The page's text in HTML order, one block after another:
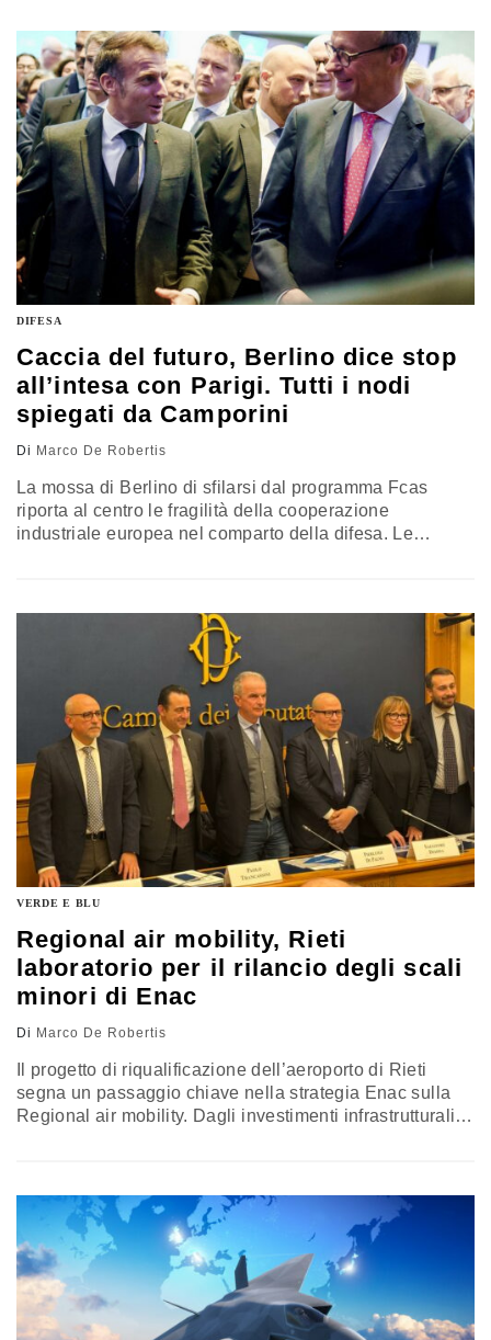
nel tempo. Airpress ne ha discusso con l’ambasciatore
Alessandro Minuto-Rizzo, presidente della Nato
Defense College Foundation di Roma
DIFESA
Caccia del futuro, Berlino dice stop
all’intesa con Parigi. Tutti i nodi
spiegati da Camporini
Di Marco De Robertis
La mossa di Berlino di sfilarsi dal programma Fcas
riporta al centro le fragilità della cooperazione
industriale europea nel comparto della difesa. Le
più ampia sulla capacità dell’Europa di sviluppare
programmi comuni sostenibili. Airpress ne ha parlato
con Vincenzo Camporini, già capo di stato maggiore
dell’Aeronautica militare e della difesa
VERDE E BLU
Regional air mobility, Rieti
laboratorio per il rilancio degli scali
minori di Enac
Di Marco De Robertis
Il progetto di riqualificazione dell’aeroporto di Rieti
segna un passaggio chiave nella strategia Enac sulla
Regional air mobility. Dagli investimenti infrastrutturali
sostenere mobilità, sviluppo locale e nuove funzioni
oltre l’appuntamento dei Mondiali di volo a vela 2027